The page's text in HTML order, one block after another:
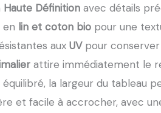
Haute Définition avec détails
en lin et coton bio pour une
aux UVpour conserver
attire immédiatement le
équilibré, la largeur du tableau
et facile à accrocher, avec